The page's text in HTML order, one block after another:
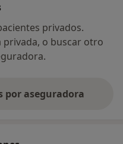
privados.
privada, o buscar otro
por aseguradora